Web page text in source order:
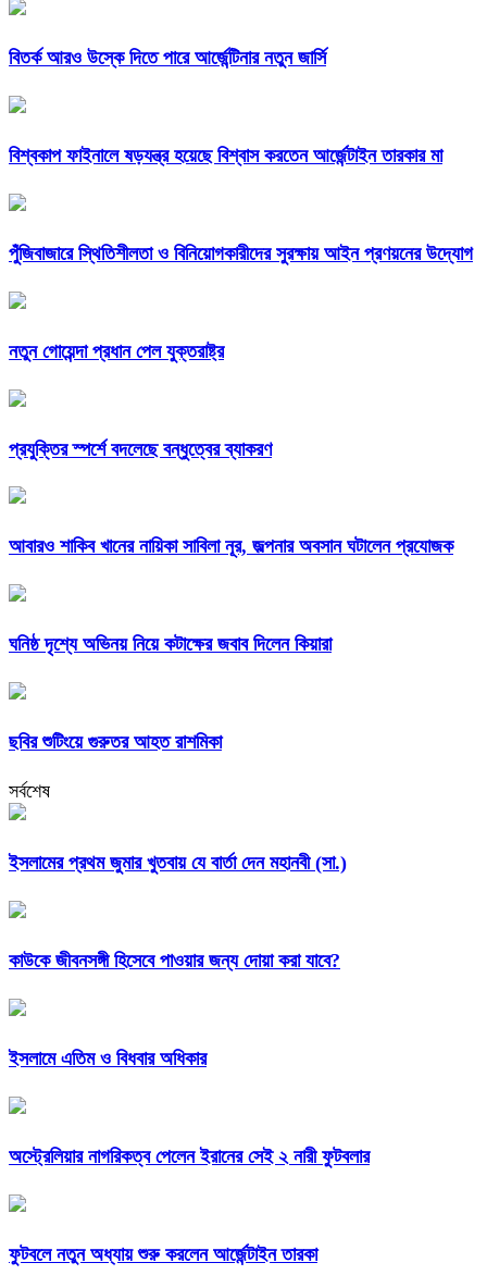
বিতর্ক আরও উস্কে দিতে পারে আর্জেন্টিনার নতুন জার্সি
বিশ্বকাপ ফাইনালে ষড়যন্ত্র হয়েছে বিশ্বাস করতেন আর্জেন্টাইন তারকার মা
পুঁজিবাজারে স্থিতিশীলতা ও বিনিয়োগকারীদের সুরক্ষায় আইন প্রণয়নের উদ্যোগ
নতুন গোয়েন্দা প্রধান পেল যুক্তরাষ্ট্র
প্রযুক্তির স্পর্শে বদলেছে বন্ধুত্বের ব্যাকরণ
আবারও শাকিব খানের নায়িকা সাবিলা নূর, জল্পনার অবসান ঘটালেন প্রযোজক
ঘনিষ্ঠ দৃশ্যে অভিনয় নিয়ে কটাক্ষের জবাব দিলেন কিয়ারা
ছবির শুটিংয়ে গুরুতর আহত রাশমিকা
সর্বশেষ
ইসলামের প্রথম জুমার খুতবায় যে বার্তা দেন মহানবী (সা.)
কাউকে জীবনসঙ্গী হিসেবে পাওয়ার জন্য দোয়া করা যাবে?
ইসলামে এতিম ও বিধবার অধিকার
অস্ট্রেলিয়ার নাগরিকত্ব পেলেন ইরানের সেই ২ নারী ফুটবলার
ফুটবলে নতুন অধ্যায় শুরু করলেন আর্জেন্টাইন তারকা